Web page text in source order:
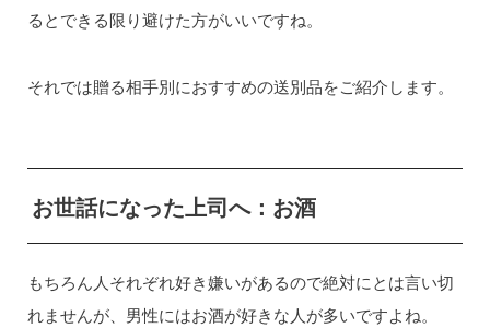
るとできる限り避けた方がいいですね。
それでは贈る相手別におすすめの送別品をご紹介します。
お世話になった上司へ：お酒
もちろん人それぞれ好き嫌いがあるので絶対にとは言い切
れませんが、男性にはお酒が好きな人が多いですよね。